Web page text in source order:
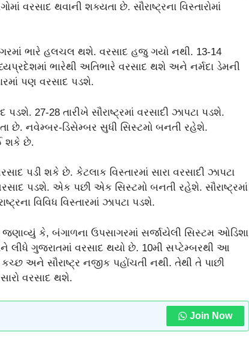
વરસાદ થવાની શક્યતા છે. સૌરાષ્ટ્રના વિસ્તારોમાં
ભારે હલચલ થશે. વરસાદ હજુ ગયો નથી. 13-14
ભારેથી અતિભારે વરસાદ થશે અને નર્મદા ડેમની
પણ વરસાદ પડશે.
27-28 તારીખે સૌરાષ્ટ્રમાં વરસાદી ઝાપટા પડશે.
છે. નવેમ્બર-ડિસેમ્બર સુધી સિસ્ટમો બનતી રહેશે.
શકે છે.
પડી શકે છે. કેટલાક વિસ્તારમાં સારા વરસાદી ઝાપટા
પડશે. એક પછી એક સિસ્ટમો બનતી રહેશે. સૌરાષ્ટ્રમાં
વિવિધ વિસ્તારમાં ઝાપટા પડશે.
કે, બંગાળના ઉપસાગરમાં સર્જાયેલી સિસ્ટમ ઓડિશા
ગુજરાતમાં વરસાદ થયો છે. 10મી સપ્ટેમ્બરથી આ
અને સૌરાષ્ટ્ર નજીક પહોંચતી નથી. તેથી તે પાછી
વરસાદ થશે.
Join Now